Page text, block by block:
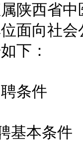
陕西省
面向社
下：
条件
本条件